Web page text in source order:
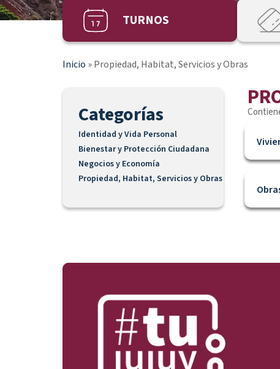
TURNOS
Inicio »Propiedad, Habitat, Servicios y Obras
Categorías
Identidad y Vida Personal
Bienestar y Protección Ciudadana
Negocios y Economía
Propiedad, Habitat, Servicios y Obras